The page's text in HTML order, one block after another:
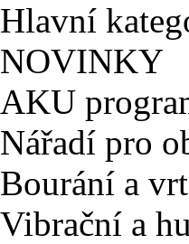
Hlavní
NOVINKY
AKU
Nářadí pro
Bourání a
Vibrační a